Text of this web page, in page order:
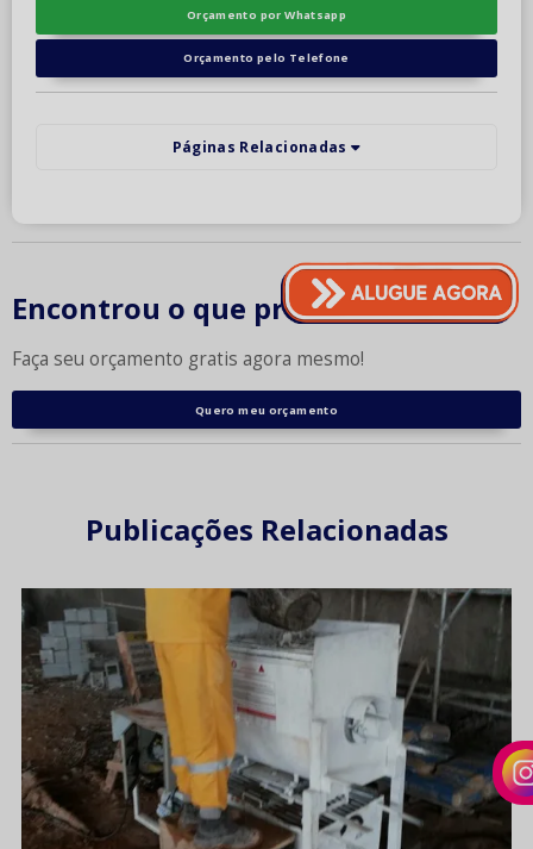
Orçamento por Whatsapp
Orçamento pelo Telefone
Páginas Relacionadas
Encontrou o que procurava?
Faça seu orçamento gratis agora mesmo!
Quero meu orçamento
Publicações Relacionadas